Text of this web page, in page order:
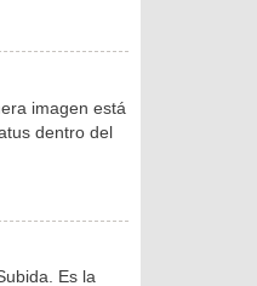
imagen está
dentro del
Es la